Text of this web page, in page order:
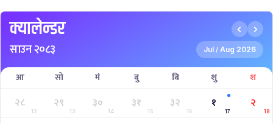
क्यालेन्डर
साउन २०८३ Jul / Aug 2026
आ सो मं बु बि शु श
२८
12
२९
13
३०
14
३१
15
३२
16
१
17
२
18